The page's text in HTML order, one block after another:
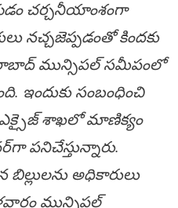
చ‌ర్చ‌నీయాంశంగా
న‌చ్చ‌జెప్ప‌డంతో కింద‌కు
మున్సిప‌ల్ స‌మీపంలో
ఇందుకు సంబంధించి
శాఖ‌లో మాణిక్యం
ప‌నిచేస్తున్నారు.
అధికారులు
మున్సిప‌ల్